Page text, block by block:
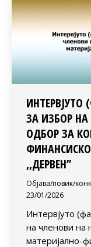
ЗА ИЗБОР
ОДБОР ЗА
,,ДЕРВЕН’’
Објава/повик/
23/01/2026
Интервјуто
на членови на
материјално-